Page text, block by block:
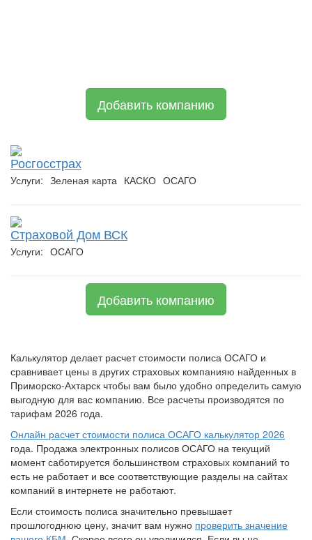
Добавить компанию
Росгосстрах
Услуги: Зеленая карта КАСКО ОСАГО
Страховой Дом ВСК
Услуги: ОСАГО
Добавить компанию
Калькулятор делает расчет стоимости полиса ОСАГО и
сравнивает цены в других страховых компанияю найденных в
Приморско-Ахтарск чтобы вам было удобно определить самую
выгодную для вас компанию. Все расчеты производятся по
тарифам 2026 года.
Онлайн расчет стоимости полиса ОСАГО калькулятор 2026
года. Продажа электронных полисов ОСАГО на текущий
момент саботируется большинством страховых компаний то
есть не работает и все соответствующие разделы на сайтах
компаний в интернете не работают.
Если стоимость полиса значительно превышает
прошлогоднюю цену, значит вам нужно проверить значение